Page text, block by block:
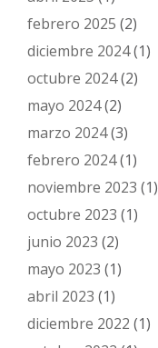
febrero 2025 (2)
diciembre 2024(1)
octubre 2024(2)
mayo 2024(2)
marzo 2024(3)
febrero 2024(1)
noviembre 2023 (1)
octubre 2023 (1)
junio 2023 (2)
mayo 2023 (1)
abril 2023 (1)
diciembre 2022 (1)